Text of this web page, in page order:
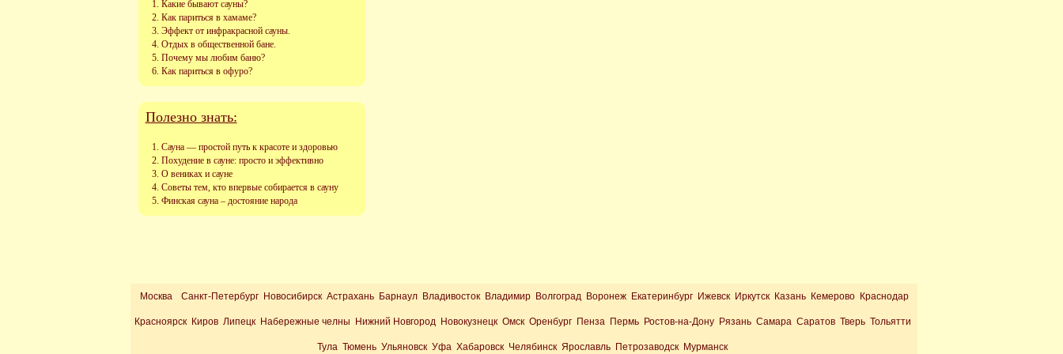
Какие бывают сауны?
Как париться в хамаме?
Эффект от инфракрасной сауны.
Отдых в общественной бане.
Почему мы любим баню?
Как париться в офуро?
Полезно знать:
Сауна — простой путь к красоте и здоровью
Похудение в сауне: просто и эффективно
О вениках и сауне
Советы тем, кто впервые собирается в сауну
Финская сауна – достояние народа
Москва Санкт-Петербург Новосибирск Астрахань Барнаул Владивосток Владимир Волгоград Воронеж Екатеринбург Ижевск Иркутск Казань Кемерово Краснодар
Красноярск Киров Липецк Набережные челны Нижний Новгород Новокузнецк Омск Оренбург Пенза Пермь Ростов-на-Дону Рязань Самара Саратов Тверь Тольятти
Тула Тюмень Ульяновск Уфа Хабаровск Челябинск Ярославль Петрозаводск Мурманск